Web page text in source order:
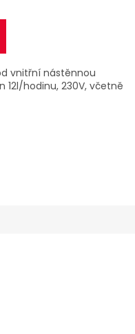
vnitřní nástěnnou
12l/hodinu, 230V, včetně